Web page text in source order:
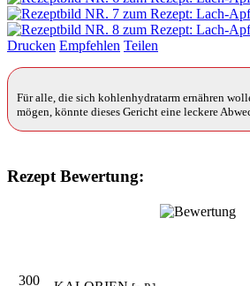
Drucken Empfehlen Teilen
Für alle, die sich kohlenhydratarm ernähren
mögen, könnte dieses Gericht eine leckere
Rezept Bewertung:
300